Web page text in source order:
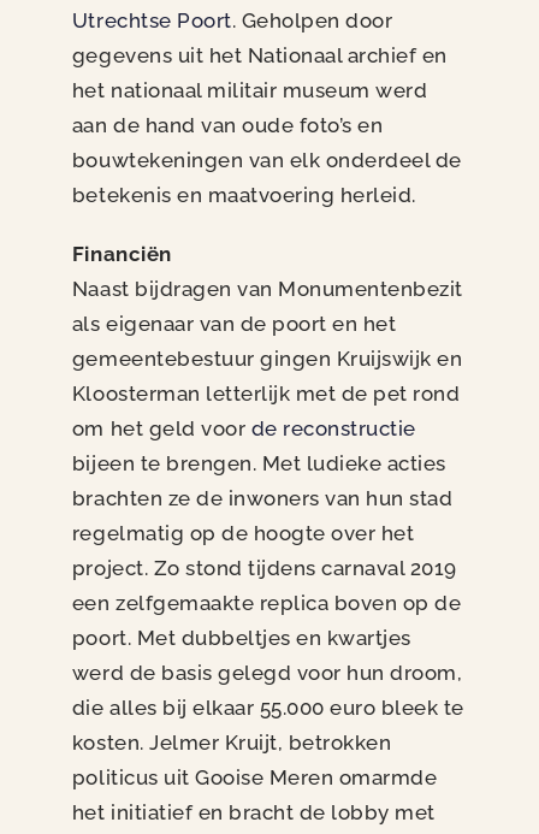
Utrechtse Poort. Geholpen door
gegevens uit het Nationaal archief en
het nationaal militair museum werd
aan de hand van oude foto’s en
bouwtekeningen van elk onderdeel de
betekenis en maatvoering herleid.
Financiën
Naast bijdragen van Monumentenbezit
als eigenaar van de poort en het
gemeentebestuur gingen Kruijswijk en
Kloosterman letterlijk met de pet rond
om het geld voor de reconstructie
bijeen te brengen. Met ludieke acties
brachten ze de inwoners van hun stad
regelmatig op de hoogte over het
project. Zo stond tijdens carnaval 2019
een zelfgemaakte replica boven op de
poort. Met dubbeltjes en kwartjes
werd de basis gelegd voor hun droom,
die alles bij elkaar 55.000 euro bleek te
kosten. Jelmer Kruijt, betrokken
politicus uit Gooise Meren omarmde
het initiatief en bracht de lobby met